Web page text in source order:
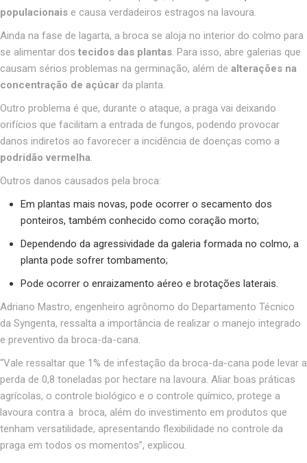
populacionais e causa verdadeiros estragos na lavoura.
Ainda na fase de lagarta, a broca se aloja no interior do colmo para
se alimentar dos tecidos das plantas. Para isso, abre galerias que
causam sérios problemas na germinação, além de alterações na
concentração de açúcar da planta.
Outro problema é que, durante o ataque, a praga vai deixando
orifícios que facilitam a entrada de fungos, podendo provocar
danos indiretos ao favorecer a incidência de doenças como a
podridão vermelha.
Outros danos causados pela broca:
Em plantas mais novas, pode ocorrer o secamento dos
ponteiros, também conhecido como coração morto;
Dependendo da agressividade da galeria formada no colmo, a
planta pode sofrer tombamento;
Pode ocorrer o enraizamento aéreo e brotações laterais.
Adriano Mastro, engenheiro agrônomo do Departamento Técnico
da Syngenta, ressalta a importância de realizar o manejo integrado
e preventivo da broca-da-cana.
“Vale ressaltar que 1% de infestação da broca-da-cana pode levar a
perda de 0,8 toneladas por hectare na lavoura. Aliar boas práticas
agrícolas, o controle biológico e o controle químico, protege a
lavoura contra a broca, além do investimento em produtos que
tenham versatilidade, apresentando flexibilidade no controle da
praga em todos os momentos”, explicou.